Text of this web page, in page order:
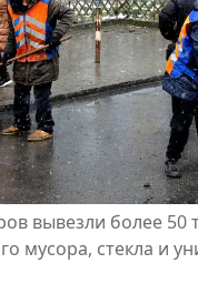
вывезли более 50
мусора, стекла и